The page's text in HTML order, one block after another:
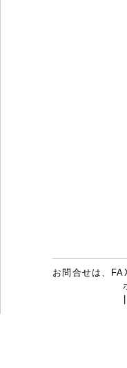
お問合せは、